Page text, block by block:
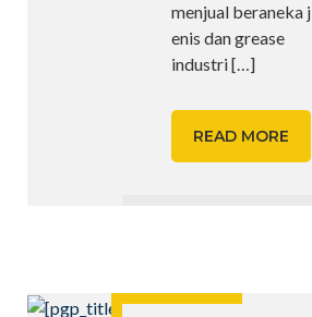
menjual beraneka j
enis dan grease
industri[…]
READ MORE